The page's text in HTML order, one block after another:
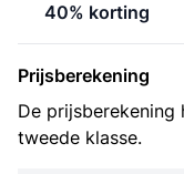
40% korting
Prijsberekening
De prijsberekening
tweede klasse.